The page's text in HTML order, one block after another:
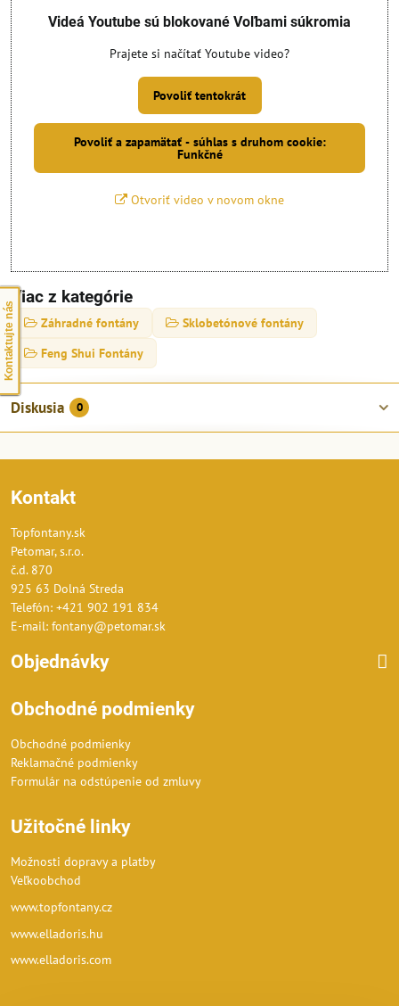
Videá Youtube sú blokované Voľbami súkromia
Prajete si načítať Youtube video?
Povoliť tentokrát
Povoliť a zapamätať - súhlas s druhom cookie:
Funkčné
Otvoriť video v novom okne
Viac z kategórie
Záhradné fontány
Sklobetónové fontány
Feng Shui Fontány
Diskusia 0
Kontakt
Topfontany.sk
Petomar, s.r.o.
č.d. 870
925 63 Dolná Streda
Telefón: +421 902 191 834
E-mail: fontany@petomar.sk
Objednávky
Obchodné podmienky
Obchodné podmienky
Reklamačné podmienky
Formulár na odstúpenie od zmluvy
Užitočné linky
Možnosti dopravy a platby
Veľkoobchod
www.topfontany.cz
www.elladoris.hu
www.elladoris.com
Kontaktujte nás